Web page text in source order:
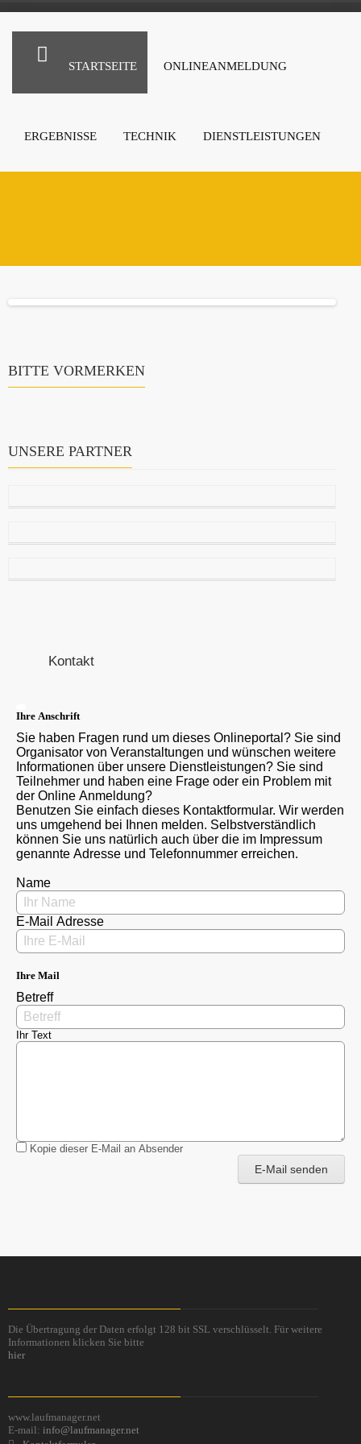
STARTSEITE ONLINEANMELDUNG
ERGEBNISSE TECHNIK DIENSTLEISTUNGEN
BITTE VORMERKEN
UNSERE PARTNER
Kontakt
Ihre Anschrift
Sie haben Fragen rund um dieses Onlineportal? Sie sind
Organisator von Veranstaltungen und wünschen weitere
Informationen über unsere Dienstleistungen? Sie sind
Teilnehmer und haben eine Frage oder ein Problem mit
der Online Anmeldung?
Benutzen Sie einfach dieses Kontaktformular. Wir werden
uns umgehend bei Ihnen melden. Selbstverständlich
können Sie uns natürlich auch über die im Impressum
genannte Adresse und Telefonnummer erreichen.
Name
E-Mail Adresse
Ihre Mail
Betreff
Ihr Text
Kopie dieser E-Mail an Absender
E-Mail senden
Die Übertragung der Daten erfolgt 128 bit SSL verschlüsselt. Für weitere
Informationen klicken Sie bitte
hier
www.laufmanager.net
E-mail: info@laufmanager.net